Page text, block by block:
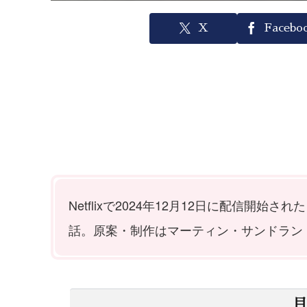
X
Netflixで2024年12月12日に配信開始され
話。原案・制作はマーティン・サンドラン